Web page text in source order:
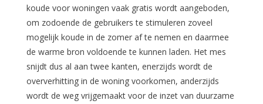
koude voor woningen vaak gratis wordt aangeboden,
om zodoende de gebruikers te stimuleren zoveel
mogelijk koude in de zomer af te nemen en daarmee
de warme bron voldoende te kunnen laden. Het mes
snijdt dus al aan twee kanten, enerzijds wordt de
oververhitting in de woning voorkomen, anderzijds
wordt de weg vrijgemaakt voor de inzet van duurzame